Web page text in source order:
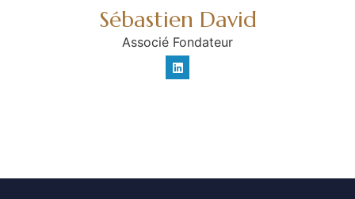
Sébastien David
Associé Fondateur